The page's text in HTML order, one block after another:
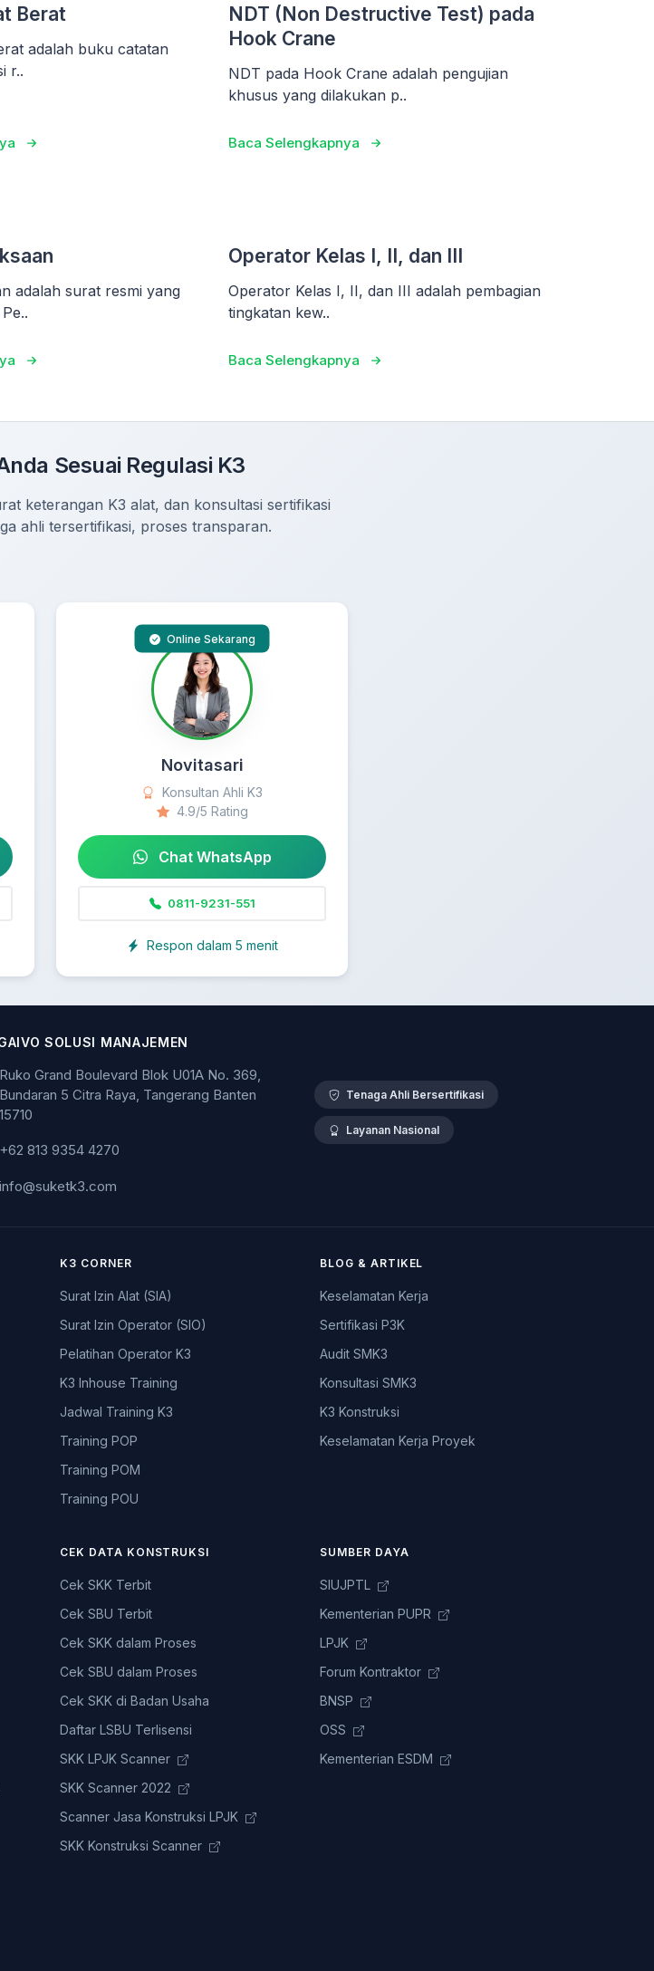
Berat
adalah buku catatan
r..
NDT (Non Destructive Test) pada
Hook Crane
NDT pada Hook Crane adalah pengujian
khusus yang dilakukan p..
Baca Selengkapnya
adalah surat resmi yang
Operator Kelas I, II, dan III
Operator Kelas I, II, dan III adalah pembagian
tingkatan kew..
Baca Selengkapnya
Sesuai Regulasi K3
keterangan K3 alat, dan konsultasi sertifikasi
ahli tersertifikasi, proses transparan.
Online Sekarang
Novitasari
Konsultan Ahli K3
4.9/5 Rating
Chat WhatsApp
0811-9231-551
Respon dalam 5 menit
SOLUSI MANAJEMEN
Ruko Grand Boulevard Blok U01A No. 369,
Bundaran 5 Citra Raya, Tangerang Banten
15710
+62 813 9354 4270
info@suketk3.com
Tenaga Ahli Bersertifikasi
Layanan Nasional
K3 CORNER
Surat Izin Alat (SIA)
Surat Izin Operator (SIO)
Pelatihan Operator K3
K3 Inhouse Training
Jadwal Training K3
Training POP
Training POM
Training POU
BLOG & ARTIKEL
Keselamatan Kerja
Sertifikasi P3K
Audit SMK3
Konsultasi SMK3
K3 Konstruksi
Keselamatan Kerja Proyek
CEK DATA KONSTRUKSI
Cek SKK Terbit
Cek SBU Terbit
Cek SKK dalam Proses
Cek SBU dalam Proses
Cek SKK di Badan Usaha
Daftar LSBU Terlisensi
SKK LPJK Scanner
SKK Scanner 2022
Scanner Jasa Konstruksi LPJK
SKK Konstruksi Scanner
SUMBER DAYA
SIUJPTL
Kementerian PUPR
LPJK
Forum Kontraktor
BNSP
OSS
Kementerian ESDM